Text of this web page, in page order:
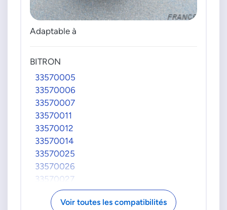
Adaptable à
BITRON
33570005
33570006
33570007
33570011
33570012
33570014
33570025
33570026
33570027
33570028
33570029Voir toutes les compatibilités